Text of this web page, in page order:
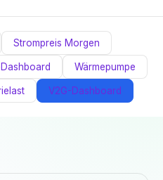
Strompreis Morgen
Wärmepumpe
V2G-Dashboard